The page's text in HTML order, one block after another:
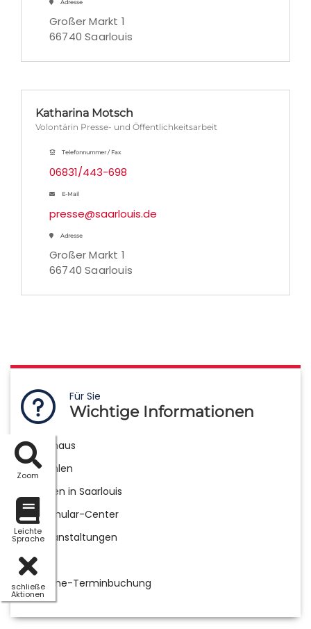
Zoom
Leichte
Sprache
schließe
Aktionen
Adresse
Großer Markt 1
66740 Saarlouis
Katharina Motsch
Volontärin Presse- und Öffentlichkeitsarbeit
Telefonnummer / Fax
06831/443-698
E-Mail
presse@saarlouis.de
Adresse
Großer Markt 1
66740 Saarlouis
Für Sie
Wichtige Informationen
Rathaus
Wahlen
Leben in Saarlouis
Formular-Center
Veranstaltungen
NBS
Online-Terminbuchung